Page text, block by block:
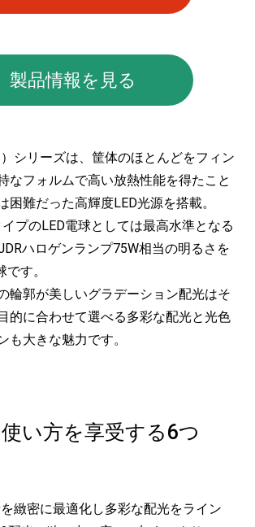
製品情報を見る
シリーズは、筐体のほとんどをフィン
なフォルムで高い放熱性能を得たこと
困難だった高輝度LED光源を搭載。
プのLED電球としては最高水準となる
ハロゲンランプ75W相当の明るさを
す。
輪郭が美しいグラデーション配光はそ
的に合わせて選べる多彩な配光と光色
も大きな魅力です。
い方を享受する6つ
緻密に最適化し多彩な配光をライン